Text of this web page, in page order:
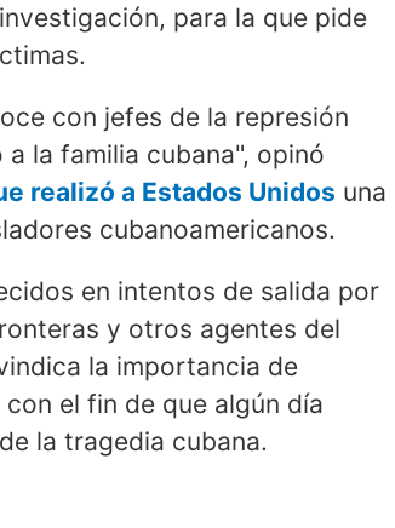
para la que pide
con jefes de la represión
la familia cubana", opinó
realizó a Estados Unidos una
cubanoamericanos.
en intentos de salida por
y otros agentes del
la importancia de
el fin de que algún día
la tragedia cubana.